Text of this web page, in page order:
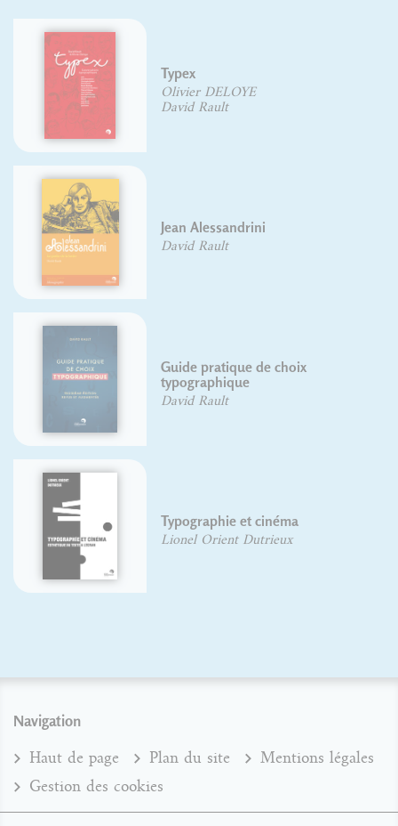
Typex
Olivier DELOYE
David Rault
Jean Alessandrini
David Rault
Guide pratique de choix
typographique
David Rault
Typographie et cinéma
Lionel Orient Dutrieux
Navigation
Haut de page Plan du site
Mentions légales
Gestion des cookies